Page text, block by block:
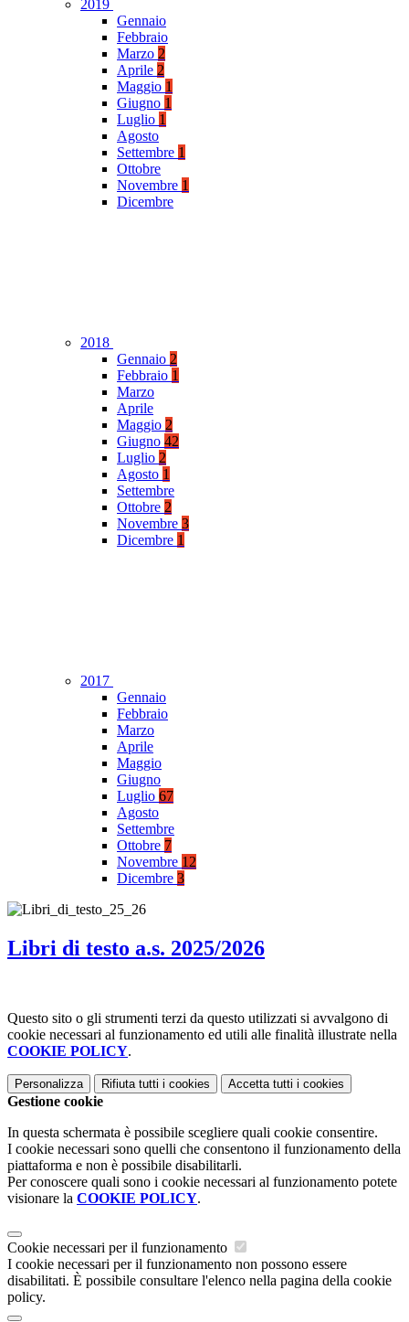
2019
Gennaio
Febbraio
Marzo 2
Aprile 2
Maggio 1
Giugno 1
Luglio 1
Agosto
Settembre 1
Ottobre
Novembre 1
Dicembre
2018
Gennaio 2
Febbraio 1
Marzo
Aprile
Maggio 2
Giugno 42
Luglio 2
Agosto 1
Settembre
Ottobre 2
Novembre 3
Dicembre 1
2017
Gennaio
Febbraio
Marzo
Aprile
Maggio
Giugno
Luglio 67
Agosto
Settembre
Ottobre 7
Novembre 12
Dicembre 3
Libri di testo a.s. 2025/2026
Questo sito o gli strumenti terzi da questo utilizzati si avvalgono di
cookie necessari al funzionamento ed utili alle finalità illustrate nella
COOKIE POLICY.
Personalizza Rifiuta tutti i cookies Accetta tutti i cookies
Gestione cookie
In questa schermata è possibile scegliere quali cookie consentire.
I cookie necessari sono quelli che consentono il funzionamento della
piattaforma e non è possibile disabilitarli.
Per conoscere quali sono i cookie necessari al funzionamento potete
visionare la COOKIE POLICY.
Cookie necessari per il funzionamento
I cookie necessari per il funzionamento non possono essere
disabilitati. È possibile consultare l'elenco nella pagina della cookie
policy.